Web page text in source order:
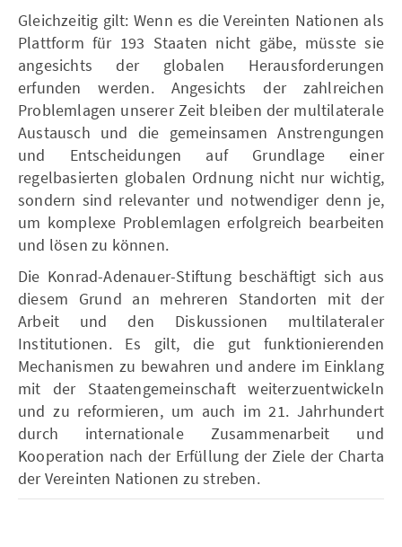
Gleichzeitig gilt: Wenn es die Vereinten Nationen als
Plattform für 193 Staaten nicht gäbe, müsste sie
angesichts der globalen Herausforderungen
erfunden werden. Angesichts der zahlreichen
Problemlagen unserer Zeit bleiben der multilaterale
Austausch und die gemeinsamen Anstrengungen
und Entscheidungen auf Grundlage einer
regelbasierten globalen Ordnung nicht nur wichtig,
sondern sind relevanter und notwendiger denn je,
um komplexe Problemlagen erfolgreich bearbeiten
und lösen zu können.
Die Konrad-Adenauer-Stiftung beschäftigt sich aus
diesem Grund an mehreren Standorten mit der
Arbeit und den Diskussionen multilateraler
Institutionen. Es gilt, die gut funktionierenden
Mechanismen zu bewahren und andere im Einklang
mit der Staatengemeinschaft weiterzuentwickeln
und zu reformieren, um auch im 21. Jahrhundert
durch internationale Zusammenarbeit und
Kooperation nach der Erfüllung der Ziele der Charta
der Vereinten Nationen zu streben.